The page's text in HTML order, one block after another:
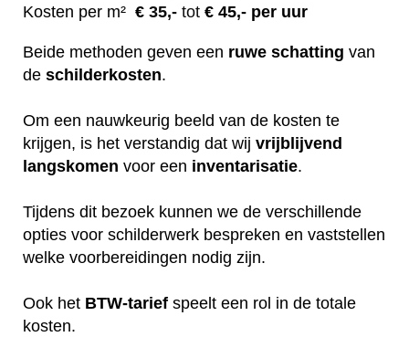
Kosten per m² € 35,- tot € 45,- per uur
Beide methoden geven een ruwe schatting van
de schilderkosten.
Om een nauwkeurig beeld van de kosten te
krijgen, is het verstandig dat wij vrijblijvend
langskomen voor een inventarisatie.
Tijdens dit bezoek kunnen we de verschillende
opties voor schilderwerk bespreken en vaststellen
welke voorbereidingen nodig zijn.
Ook het BTW-tarief speelt een rol in de totale
kosten.